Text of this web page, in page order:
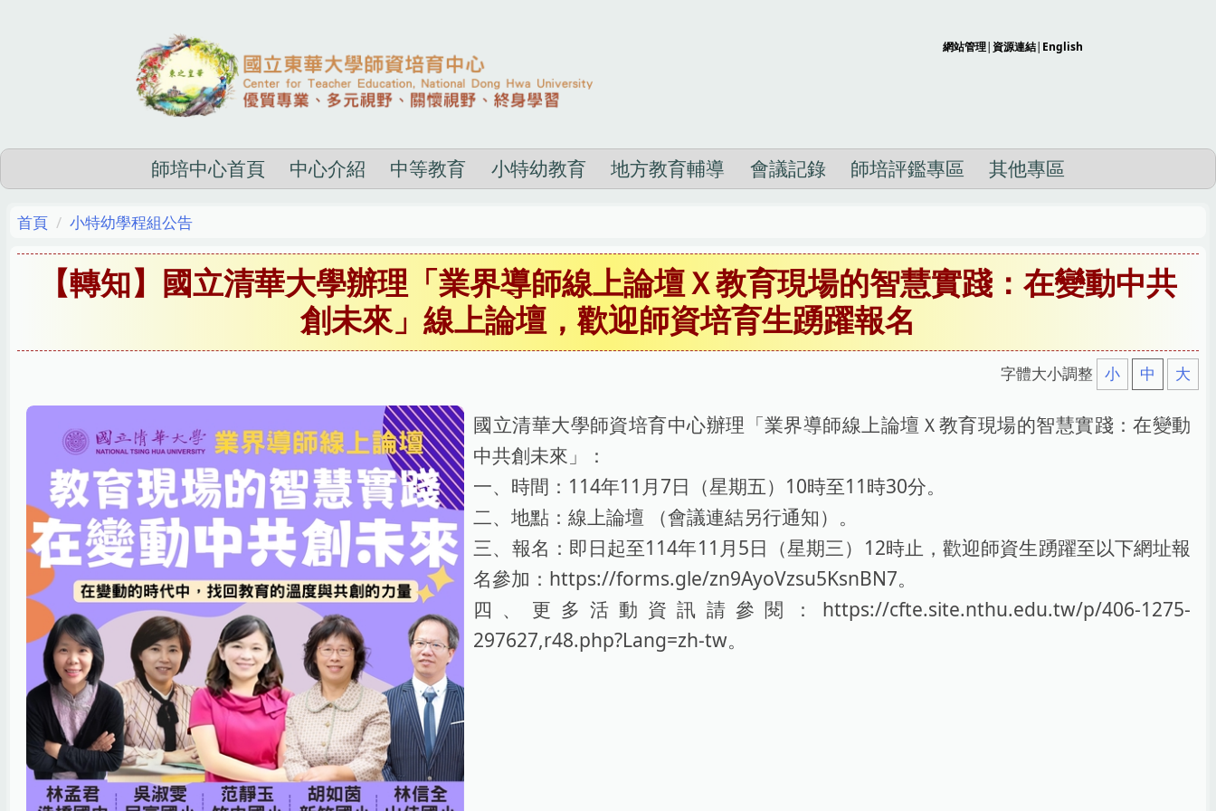
網站管理|資源連結| English
師培中心首頁 中心介紹 中等教育 小特幼教育 地方教育輔導 會議記錄 師培評鑑專區 其他專區
首頁 小特幼學程組公告
【轉知】國立清華大學辦理「業界導師線上論壇Ｘ教育現場的智慧實踐：在變動中共
創未來」線上論壇，歡迎師資培育生踴躍報名
字體大小調整 小 中 大
國立清華大學師資培育中心辦理「業界導師線上論壇Ｘ教育現場的智慧實踐：在變動
中共創未來」：
一、時間：114年11月7日（星期五）10時至11時30分。
二、地點：線上論壇 （會議連結另行通知）。
三、報名：即日起至114年11月5日（星期三）12時止，歡迎師資生踴躍至以下網址報
名參加：https://forms.gle/zn9AyoVzsu5KsnBN7。
四、更多活動資訊請參閱：https://cfte.site.nthu.edu.tw/p/406-1275-
297627,r48.php?Lang=zh-tw。